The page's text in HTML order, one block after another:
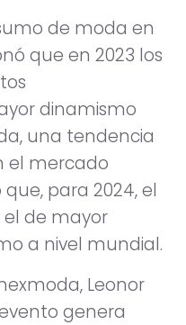
de moda en
que en 2023 los
dinamismo
una tendencia
el mercado
para 2024, el
de mayor
a nivel mundial.
Leonor
genera